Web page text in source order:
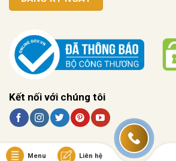
Kết nối với chúng tôi
Menu Liên hệ